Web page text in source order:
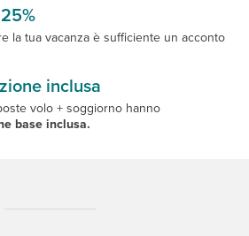
la tua vacanza è sufficiente un acconto
inclusa
volo + soggiorno hanno
base inclusa.